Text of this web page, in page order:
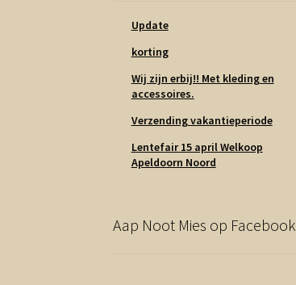
Update
korting
Wij zijn erbij!! Met kleding en
accessoires.
Verzending vakantieperiode
Lentefair 15 april Welkoop
Apeldoorn Noord
Aap Noot Mies op Facebook